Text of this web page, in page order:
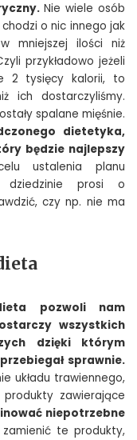
Nie wiele osób
o nic innego jak
mniejszej ilości niż
przykładowo jeżeli
2 tysięcy kalorii, to
ich dostarczyliśmy.
spalane mięśnie.
dietetyka,
óry będzie najlepszy
ustalenia planu
prosi o
czy np. nie ma
pozwoli nam
wszystkich
dzięki którym
sprawnie.
układu trawiennego,
zawierające
niepotrzebne
zamienić te produkty,